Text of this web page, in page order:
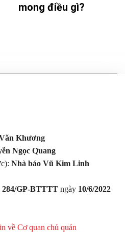
mong điều gì?
Khương
Ngọc Quang
Nhà báo Vũ Kim Linh
284/GP-BTTTT ngày 10/6/2022
về Cơ quan chủ quản